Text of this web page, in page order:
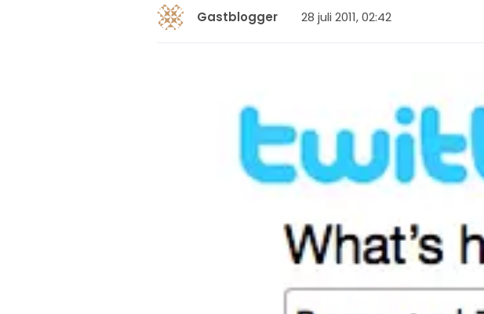
Gastblogger 28 juli 2011, 02:42